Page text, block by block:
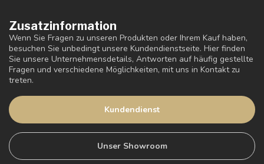
Zusatzinformation
Wenn Sie Fragen zu unseren Produkten oder Ihrem Kauf haben,
besuchen Sie unbedingt unsere Kundendienstseite. Hier finden
Sie unsere Unternehmensdetails, Antworten auf häufig gestellte
Fragen und verschiedene Möglichkeiten, mit uns in Kontakt zu
treten.
Kundendienst
Unser Showroom